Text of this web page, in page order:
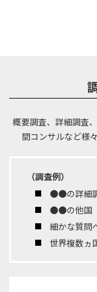
概要調査、詳細調査
間コンサルなど様
（調査例）
●●の詳細
●●の他国
細かな質問
世界複数